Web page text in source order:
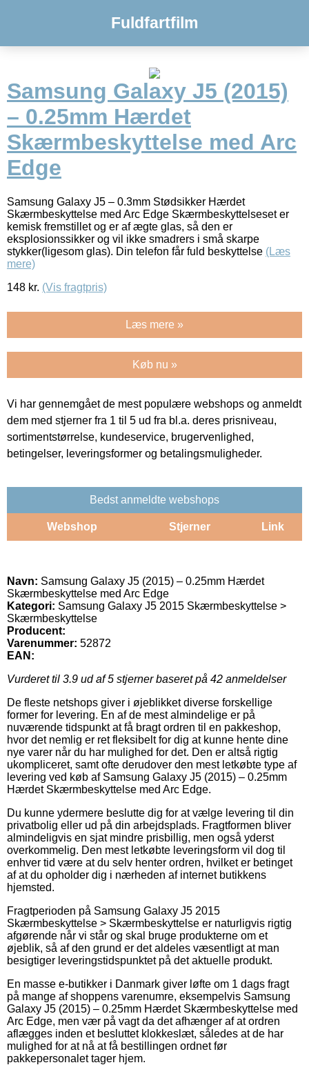
Fuldfartfilm
Samsung Galaxy J5 (2015)
– 0.25mm Hærdet
Skærmbeskyttelse med Arc
Edge
Samsung Galaxy J5 – 0.3mm Stødsikker Hærdet
Skærmbeskyttelse med Arc Edge Skærmbeskyttelseset er
kemisk fremstillet og er af ægte glas, så den er
eksplosionssikker og vil ikke smadrers i små skarpe
stykker(ligesom glas). Din telefon får fuld beskyttelse (Læs
mere)
148 kr. (Vis fragtpris)
Læs mere »
Køb nu »
Vi har gennemgået de mest populære webshops og anmeldt
dem med stjerner fra 1 til 5 ud fra bl.a. deres prisniveau,
sortimentstørrelse, kundeservice, brugervenlighed,
betingelser, leveringsformer og betalingsmuligheder.
Bedst anmeldte webshops
Webshop Stjerner Link
Navn: Samsung Galaxy J5 (2015) – 0.25mm Hærdet
Skærmbeskyttelse med Arc Edge
Kategori: Samsung Galaxy J5 2015 Skærmbeskyttelse >
Skærmbeskyttelse
Producent:
Varenummer: 52872
EAN:
Vurderet til 3.9 ud af 5 stjerner baseret på 42 anmeldelser
De fleste netshops giver i øjeblikket diverse forskellige
former for levering. En af de mest almindelige er på
nuværende tidspunkt at få bragt ordren til en pakkeshop,
hvor det nemlig er ret fleksibelt for dig at kunne hente dine
nye varer når du har mulighed for det. Den er altså rigtig
ukompliceret, samt ofte derudover den mest letkøbte type af
levering ved køb af Samsung Galaxy J5 (2015) – 0.25mm
Hærdet Skærmbeskyttelse med Arc Edge.
Du kunne ydermere beslutte dig for at vælge levering til din
privatbolig eller ud på din arbejdsplads. Fragtformen bliver
almindeligvis en sjat mindre prisbillig, men også yderst
overkommelig. Den mest letkøbte leveringsform vil dog til
enhver tid være at du selv henter ordren, hvilket er betinget
af at du opholder dig i nærheden af internet butikkens
hjemsted.
Fragtperioden på Samsung Galaxy J5 2015
Skærmbeskyttelse > Skærmbeskyttelse er naturligvis rigtig
afgørende når vi står og skal bruge produkterne om et
øjeblik, så af den grund er det aldeles væsentligt at man
besigtiger leveringstidspunktet på det aktuelle produkt.
En masse e-butikker i Danmark giver løfte om 1 dags fragt
på mange af shoppens varenumre, eksempelvis Samsung
Galaxy J5 (2015) – 0.25mm Hærdet Skærmbeskyttelse med
Arc Edge, men vær på vagt da det afhænger af at ordren
aflægges inden et besluttet klokkeslæt, således at de har
mulighed for at nå at få bestillingen ordnet før
pakkepersonalet tager hjem.